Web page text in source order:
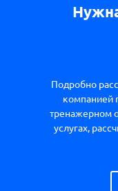
Подробно
компанией
тренажерном
услугах,